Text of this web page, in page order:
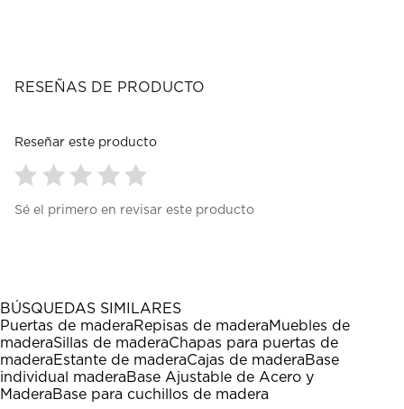
RESEÑAS DE PRODUCTO
Reseñar este producto
para
1
estrella
Esta
acción
abrirá
el
formulario
para
estrellas.
Esta
acción
abrirá
el
formulario
para
estrellas.
Esta
acción
abrirá
el
formulario
para
estrellas.
Esta
acción
abrirá
el
formulario
para
estrellas.
Esta
acción
abrirá
el
formulario
Sé el primero en revisar este producto
BÚSQUEDAS SIMILARES
Puertas de maderaRepisas de maderaMuebles de
maderaSillas de maderaChapas para puertas de
maderaEstante de maderaCajas de maderaBase
individual maderaBase Ajustable de Acero y
MaderaBase para cuchillos de madera